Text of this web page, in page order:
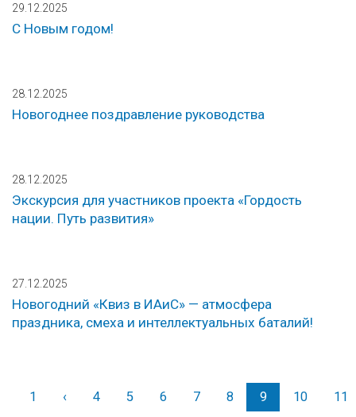
29.12.2025
С Новым годом!
28.12.2025
Новогоднее поздравление руководства
28.12.2025
Экскурсия для участников проекта «Гордость
нации. Путь развития»
27.12.2025
Новогодний «Квиз в ИАиС» — атмосфера
праздника, смеха и интеллектуальных баталий!
1 ‹Назад
4 5 6 7 8 9 10 11